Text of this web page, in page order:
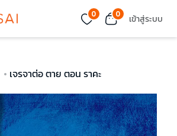
0 0 เข้าสู่ระบบ
เจรจาต่อ ตาย ตอน ราคะ